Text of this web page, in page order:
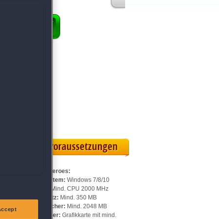
Systemvoraussetzungen
Für Viking Heroes:
Betriebssystem: Windows 7/8/10
Mind. CPU 2000 MHz
Speicherplatz: Mind. 350 MB
Arbeitsspeicher: Mind. 2048 MB
Videospeicher: Grafikkarte mit mind.